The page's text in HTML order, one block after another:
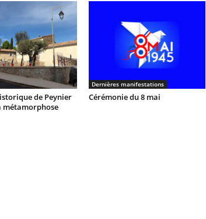
de Peynier
métamorphose
Dernières manifestations
Cérémonie du 8 mai